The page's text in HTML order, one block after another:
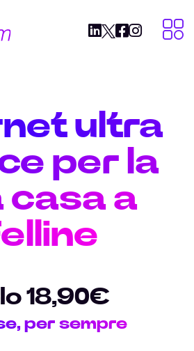
ultra
per la
casa a
18,90€
per sempre